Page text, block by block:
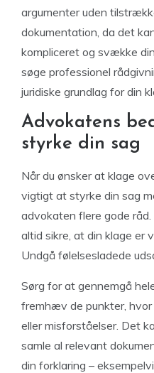
argumenter uden
dokumentation, da det
kompliceret og svække
søge professionel
juridiske grundlag for din
Advokatens
styrke din sag
Når du ønsker at klage
vigtigt at styrke din sag
advokaten flere gode
altid sikre, at din klage er
Undgå følelsesladede
Sørg for at gennemgå
fremhæv de punkter, hvor
eller misforståelser. Det
samle al relevant
din forklaring –